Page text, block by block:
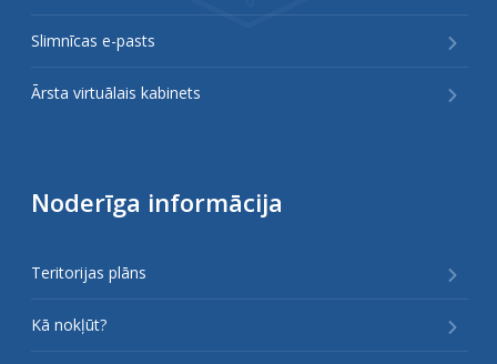
Slimnīcas e-pasts
Ārsta virtuālais kabinets
Noderīga informācija
Teritorijas plāns
Kā nokļūt?